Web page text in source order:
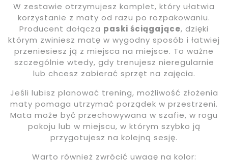
W zestawie otrzymujesz komplet, który ułatwia
korzystanie z maty od razu po rozpakowaniu.
Producent dołącza paski ściągające, dzięki
którym zwiniesz matę w wygodny sposób i łatwiej
przeniesiesz ją z miejsca na miejsce. To ważne
szczególnie wtedy, gdy trenujesz nieregularnie
lub chcesz zabierać sprzęt na zajęcia.
Jeśli lubisz planować trening, możliwość złożenia
maty pomaga utrzymać porządek w przestrzeni.
Mata może być przechowywana w szafie, w rogu
pokoju lub w miejscu, w którym szybko ją
przygotujesz na kolejną sesję.
Warto również zwrócić uwagę na kolor: